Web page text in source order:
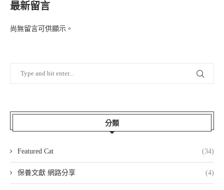
最新留言
尚無留言可供顯示。
分類
Featured Cat (34)
保養文獻 網路分享 (4)